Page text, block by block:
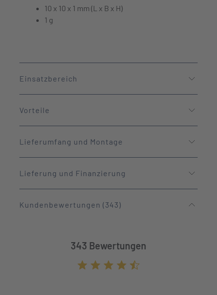
10 x 10 x 1 mm (L x B x H)
1 g
Einsatzbereich
Vorteile
Lieferumfang und Montage
Lieferung und Finanzierung
Kundenbewertungen (343)
343 Bewertungen